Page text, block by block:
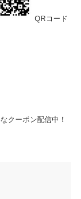
QRコード
クーポン配信中！